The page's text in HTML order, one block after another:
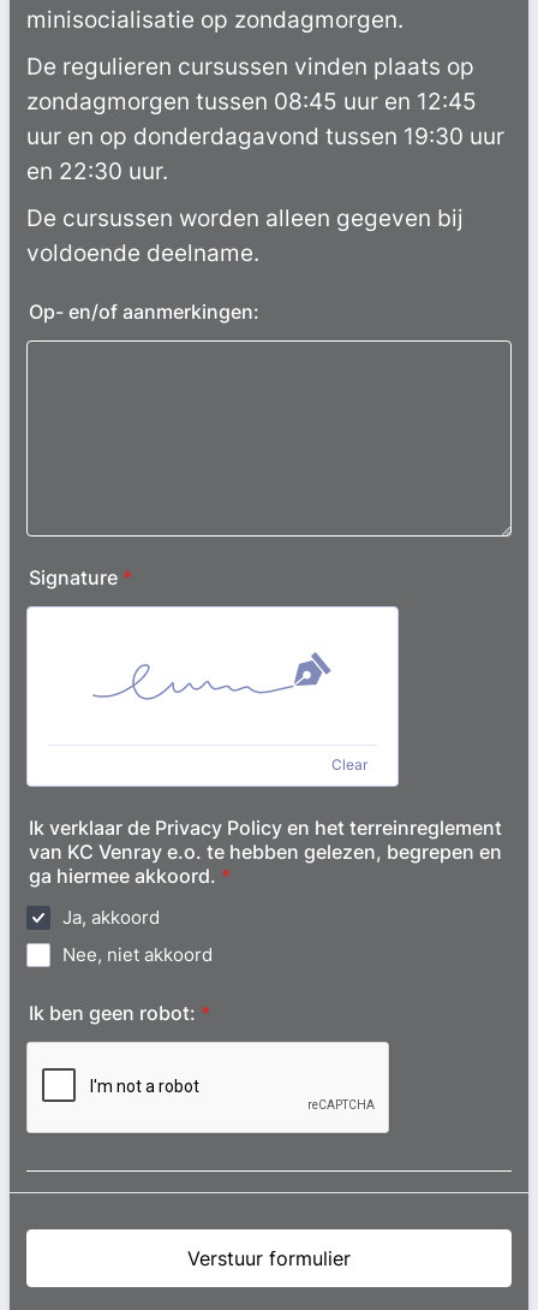
minisocialisatie op zondagmorgen.
De regulieren cursussen vinden plaats op
zondagmorgen tussen 08:45 uur en 12:45
uur en op donderdagavond tussen 19:30 uur
en 22:30 uur.
De cursussen worden alleen gegeven bij
voldoende deelname.
Op- en/of aanmerkingen:
Signature *
Clear
Ik verklaar de Privacy Policy en het terreinreglement
van KC Venray e.o. te hebben gelezen, begrepen en
ga hiermee akkoord. *
Ja, akkoord
Nee, niet akkoord
Ik ben geen robot: *
Verstuur formulier